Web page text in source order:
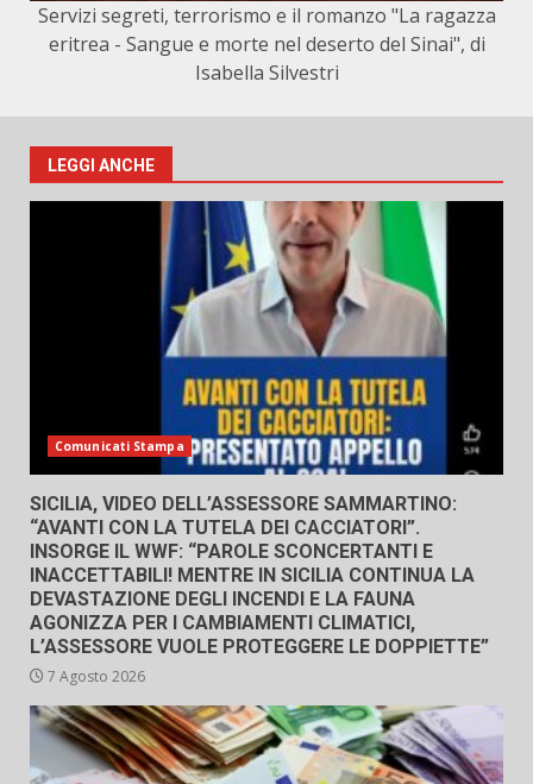
Servizi segreti, terrorismo e il romanzo "La ragazza
eritrea - Sangue e morte nel deserto del Sinai", di
Isabella Silvestri
LEGGI ANCHE
Comunicati Stampa
SICILIA, VIDEO DELL’ASSESSORE SAMMARTINO:
“AVANTI CON LA TUTELA DEI CACCIATORI”.
INSORGE IL WWF: “PAROLE SCONCERTANTI E
INACCETTABILI! MENTRE IN SICILIA CONTINUA LA
DEVASTAZIONE DEGLI INCENDI E LA FAUNA
AGONIZZA PER I CAMBIAMENTI CLIMATICI,
L’ASSESSORE VUOLE PROTEGGERE LE DOPPIETTE”
7 Agosto 2026